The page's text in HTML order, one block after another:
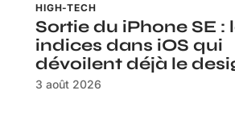
HIGH-TECH
Sortie du iPhone SE :
indices dans iOS qui
dévoilent déjà le
3 août 2026